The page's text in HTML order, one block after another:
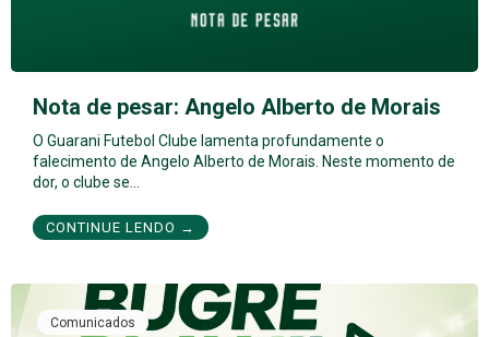
Nota de pesar: Angelo Alberto de Morais
O Guarani Futebol Clube lamenta profundamente o
falecimento de Angelo Alberto de Morais. Neste momento de
dor, o clube se…
CONTINUE LENDO →
Comunicados